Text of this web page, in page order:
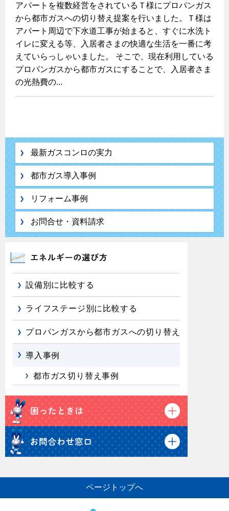
長期使用製品安全点検制度について
換気と給排気設備の注意点
冬季の注意
保安体制
保安体制について
各種手続き
お引越しのときには
ガス使用開始のご案内
ガス使用停止のご案内
インターネット受付
最新ガスコンロの実力
グリル活用法
コンロの取替えは
レンジフード
オーブン
炊飯器
警報器
警報器
バスルーム
エコジョーズ
ミストサウナ
衣類乾燥機
リビング
ガスファンヒーター
ガス温水床暖房・ルームヒーター
バスルームをリフォーム
サニタリーをリフォーム
その他をリフォーム
リフォーム事例紹介
リフォームの流れ
補助金について
リフォームのお知らせ
ショールーム
長野都市ガスのでんきのポイント
電気料金 長野都市ガスでんきプラン
都市ガスでんき 従量電灯Ｂ
都市ガスでんき 従量電灯Ｃ
都市ガスでんき 低圧電力
約款
電気料金のシミュレーション
ご契約・お手続き
お申込み
Chef Ropia's JOYFUL CUISINE
ヤミーのレシピ帖
食育活動について
エコ・クッキング
法人のお客様へ
ホーム お知らせ
お問合わせ・資料請求
採用情報
アパートを複数経営をされているＴ様にプロパンガス
から都市ガスへの切り替え提案を行いました。Ｔ様は
アパート周辺で下水道工事が始まると、すぐに水洗ト
イレに変える等、入居者さまの快適な生活を一番に考
えていらっしゃいました。 そこで、現在利用している
プロパンガスから都市ガスにすることで、入居者さま
の光熱費の...
最新ガスコンロの実力
都市ガス導入事例
リフォーム事例
お問合せ・資料請求
設備別に比較する
ライフステージ別に比較する
プロパンガスから都市ガスへの切り替え
導入事例
都市ガス切り替え事例
ページトップへ